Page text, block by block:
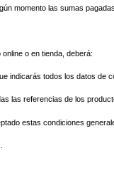
momento las sumas
o en tienda, deberá:
indicarás todos los datos de
las referencias de los
estas condiciones